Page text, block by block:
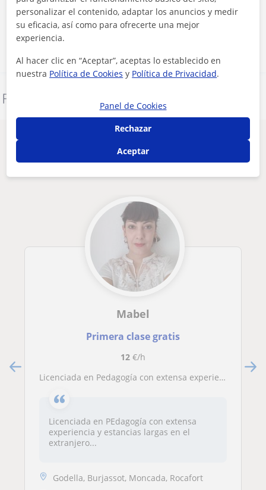
Contactar ahora
Otros profesores en Moncada que
pueden interesarte
Mabel
Primera clase gratis
12€/h
Licenciada en Pedagogía con extensa experiencia para repaso y clases de inglés
Licenciada en PEdagogía con extensa
experiencia y estancias largas en el
extranjero...
Godella, Burjassot, Moncada, Rocafort
personalizar el contenido, adaptar los anuncios y medir
su eficacia, así como para ofrecerte una mejor
experiencia.
Al hacer clic en “Aceptar”, aceptas lo establecido en
nuestra Política de Cookies y Política de Privacidad.
Panel de Cookies
Rechazar
Aceptar